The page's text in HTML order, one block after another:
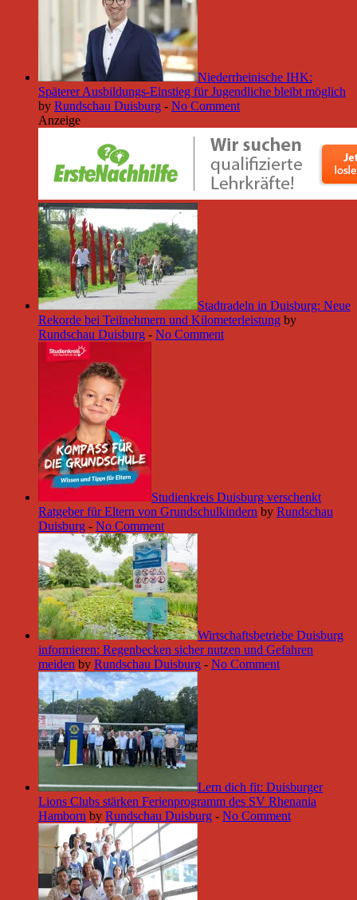
Niederrheinische IHK:
Späterer Ausbildungs-Einstieg für Jugendliche bleibt möglich
by Rundschau Duisburg - No Comment
Anzeige
Stadtradeln in Duisburg: Neue
Rekorde bei Teilnehmern und Kilometerleistung by
Rundschau Duisburg - No Comment
Studienkreis Duisburg verschenkt
Ratgeber für Eltern von Grundschulkindern by Rundschau
Duisburg - No Comment
Wirtschaftsbetriebe Duisburg
informieren: Regenbecken sicher nutzen und Gefahren
meiden by Rundschau Duisburg - No Comment
Lern dich fit: Duisburger
Lions Clubs stärken Ferienprogramm des SV Rhenania
Hamborn by Rundschau Duisburg - No Comment